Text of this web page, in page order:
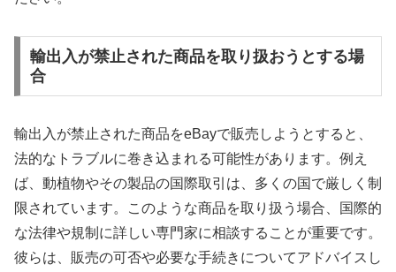
輸出入が禁止された商品を取り扱おうとする場
合
輸出入が禁止された商品をeBayで販売しようとすると、
法的なトラブルに巻き込まれる可能性があります。例え
ば、動植物やその製品の国際取引は、多くの国で厳しく制
限されています。このような商品を取り扱う場合、国際的
な法律や規制に詳しい専門家に相談することが重要です。
彼らは、販売の可否や必要な手続きについてアドバイスし